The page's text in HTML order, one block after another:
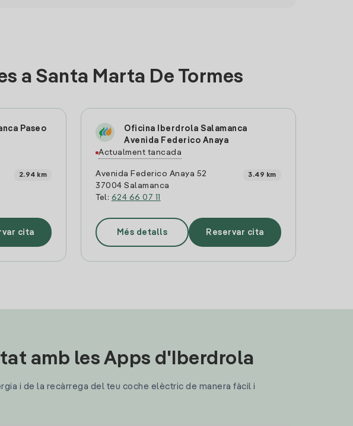
a Santa Marta De Tormes
Paseo
2.94 km
cita
Oficina Iberdrola Salamanca
Avenida Federico Anaya
Actualment tancada
Avenida Federico Anaya 52
37004 Salamanca
Tel: 624 66 07 11
3.49 km
Més detalls Reservar cita
amb les Apps d'Iberdrola
i de la recàrrega del teu coche elèctric de manera fàcil i